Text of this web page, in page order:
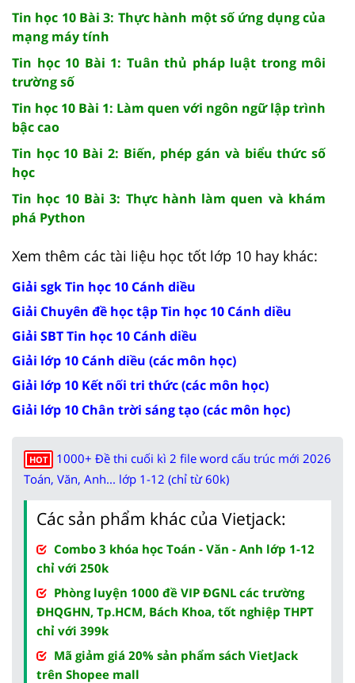
Tin học 10 Bài 3: Thực hành một số ứng dụng của
mạng máy tính
Tin học 10 Bài 1: Tuân thủ pháp luật trong môi
trường số
Tin học 10 Bài 1: Làm quen với ngôn ngữ lập trình
bậc cao
Tin học 10 Bài 2: Biến, phép gán và biểu thức số
học
Tin học 10 Bài 3: Thực hành làm quen và khám
phá Python
Xem thêm các tài liệu học tốt lớp 10 hay khác:
Giải sgk Tin học 10 Cánh diều
Giải Chuyên đề học tập Tin học 10 Cánh diều
Giải SBT Tin học 10 Cánh diều
Giải lớp 10 Cánh diều (các môn học)
Giải lớp 10 Kết nối tri thức (các môn học)
Giải lớp 10 Chân trời sáng tạo (các môn học)
HOT
1000+ Đề thi cuối kì 2 file word cấu trúc mới 2026
Toán, Văn, Anh... lớp 1-12 (chỉ từ 60k)
Các sản phẩm khác của Vietjack:
Combo 3 khóa học Toán - Văn - Anh lớp 1-12
chỉ với 250k
Phòng luyện 1000 đề VIP ĐGNL các trường
ĐHQGHN, Tp.HCM, Bách Khoa, tốt nghiệp THPT
chỉ với 399k
Mã giảm giá 20% sản phẩm sách VietJack
trên Shopee mall